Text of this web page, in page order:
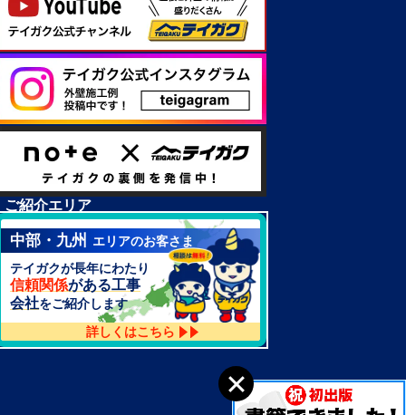
ご紹介エリア
中部・九州
エリアのお客さま
テイガクが長年にわたり
信頼関係がある工事
会社をご紹介します
詳しくはこちら